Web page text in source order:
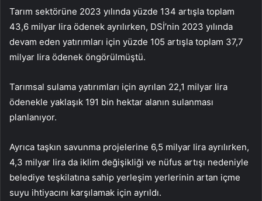
Tarım sektörüne 2023 yılında yüzde 134 artışla toplam
43,6 milyar lira ödenek ayrılırken, DSİ’nin 2023 yılında
devam eden yatırımları için yüzde 105 artışla toplam 37,7
milyar lira ödenek öngörülmüştü.
Tarımsal sulama yatırımları için ayrılan 22,1 milyar lira
ödenekle yaklaşık 191 bin hektar alanın sulanması
planlanıyor.
Ayrıca taşkın savunma projelerine 6,5 milyar lira ayrılırken,
4,3 milyar lira da iklim değişikliği ve nüfus artışı nedeniyle
belediye teşkilatına sahip yerleşim yerlerinin artan içme
suyu ihtiyacını karşılamak için ayrıldı.